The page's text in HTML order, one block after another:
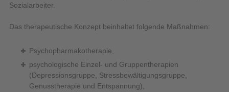
Sozialarbeiter.
Das therapeutische Konzept beinhaltet folgende Maßnahmen:
Psychopharmakotherapie,
psychologische Einzel- und Gruppentherapien
(Depressionsgruppe, Stressbewältigungsgruppe,
Genusstherapie und Entspannung),